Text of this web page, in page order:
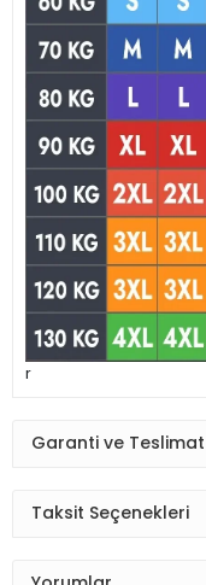
r
Garanti ve Teslimat
Taksit Seçenekleri